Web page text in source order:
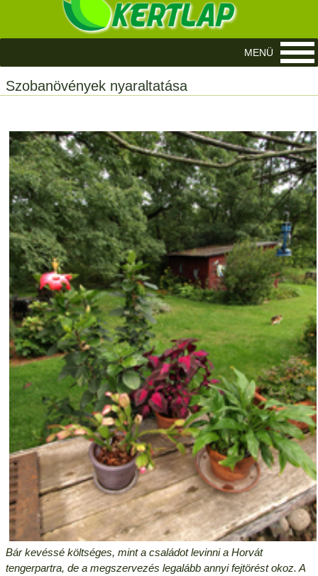
Szobanövények nyaraltatása
Bár kevéssé költséges, mint a családot levinni a Horvát
tengerpartra, de a megszervezés legalább annyi fejtörést okoz. A